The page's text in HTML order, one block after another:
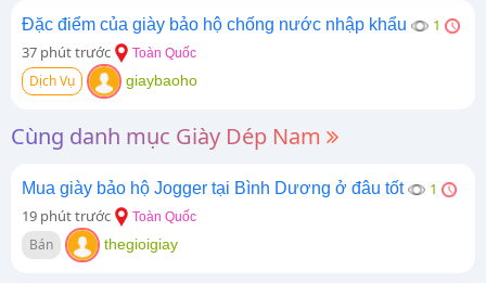
Đặc điểm của giày bảo hộ chống nước nhập khẩu
1
37 phút trước
Toàn Quốc
Dịch Vụ giaybaoho
Cùng danh mục Giày Dép Nam
Mua giày bảo hộ Jogger tại Bình Dương ở đâu tốt
1
19 phút trước
Toàn Quốc
Bán thegioigiay